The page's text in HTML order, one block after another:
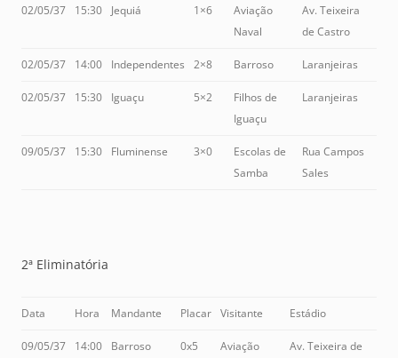
02/05/37 15:30 Jequiá 1×6
Aviação
Naval
Av. Teixeira
de Castro
02/05/37 14:00 Independentes 2×8 Barroso Laranjeiras
02/05/37 15:30 Iguaçu 5×2
Filhos de
Iguaçu
Laranjeiras
09/05/37 15:30 Fluminense 3×0
Escolas de
Samba
Rua Campos
Sales
2ª Eliminatória
Data Hora Mandante Placar Visitante Estádio
09/05/37 14:00 Barroso 0x5
Aviação
Av. Teixeira de